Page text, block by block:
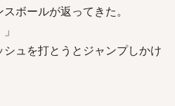
ボールが返ってきた。
ュを打とうとジャンプしかけ